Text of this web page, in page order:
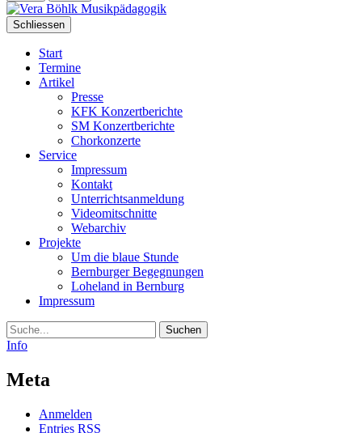
Schliessen
Start
Termine
Artikel
Presse
KFK Konzertberichte
SM Konzertberichte
Chorkonzerte
Service
Impressum
Kontakt
Unterrichtsanmeldung
Videomitschnitte
Webarchiv
Projekte
Um die blaue Stunde
Bernburger Begegnungen
Loheland in Bernburg
Impressum
Suche
Info
Meta
Anmelden
Entries RSS